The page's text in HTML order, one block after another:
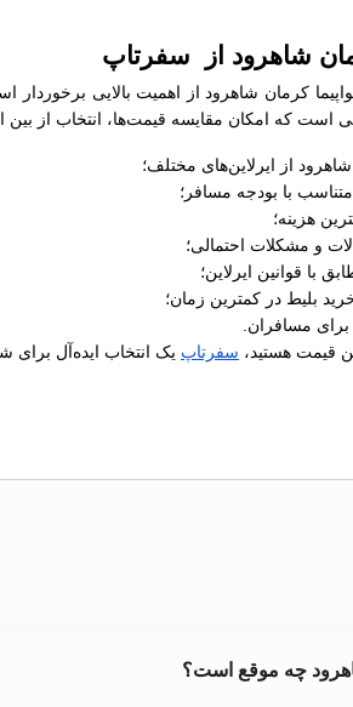
شاهرود از سفرتاپ
کرمان شاهرود از اهمیت بالایی
است که امکان مقایسه قیمت‌ها، انتخاب از
از ایرلاین‌های مختلف؛
با بودجه مسافر؛
هزینه؛
با قوانین ایرلاین؛
بلیط در کمترین زمان؛
برای مسافران.
قیمت هستید، سفرتاپ یک انتخاب ایده‌آل برای
چه موقع است؟